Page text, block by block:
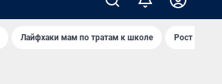
Лайфхаки мам по тратам к школе Рост цен на